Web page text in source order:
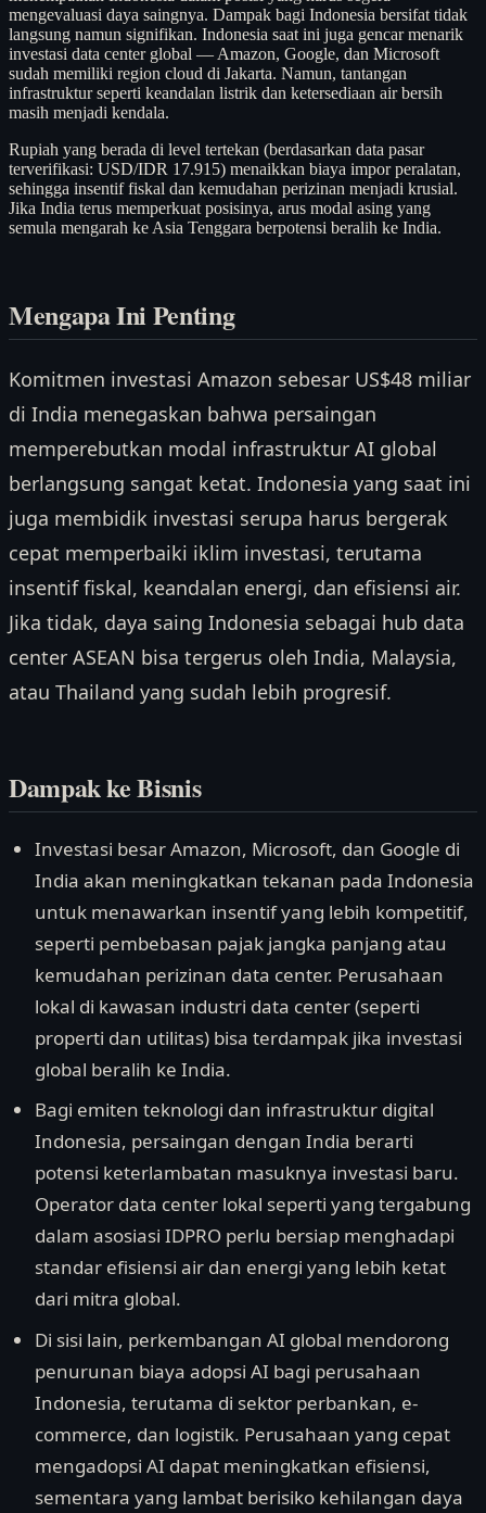
mengevaluasi daya saingnya. Dampak bagi Indonesia bersifat tidak
langsung namun signifikan. Indonesia saat ini juga gencar menarik
investasi data center global — Amazon, Google, dan Microsoft
sudah memiliki region cloud di Jakarta. Namun, tantangan
infrastruktur seperti keandalan listrik dan ketersediaan air bersih
masih menjadi kendala.
Rupiah yang berada di level tertekan (berdasarkan data pasar
terverifikasi: USD/IDR 17.915) menaikkan biaya impor peralatan,
sehingga insentif fiskal dan kemudahan perizinan menjadi krusial.
Jika India terus memperkuat posisinya, arus modal asing yang
semula mengarah ke Asia Tenggara berpotensi beralih ke India.
Mengapa Ini Penting
Komitmen investasi Amazon sebesar US$48 miliar
di India menegaskan bahwa persaingan
memperebutkan modal infrastruktur AI global
berlangsung sangat ketat. Indonesia yang saat ini
juga membidik investasi serupa harus bergerak
cepat memperbaiki iklim investasi, terutama
insentif fiskal, keandalan energi, dan efisiensi air.
Jika tidak, daya saing Indonesia sebagai hub data
center ASEAN bisa tergerus oleh India, Malaysia,
atau Thailand yang sudah lebih progresif.
Dampak ke Bisnis
Investasi besar Amazon, Microsoft, dan Google di
India akan meningkatkan tekanan pada Indonesia
untuk menawarkan insentif yang lebih kompetitif,
seperti pembebasan pajak jangka panjang atau
kemudahan perizinan data center. Perusahaan
lokal di kawasan industri data center (seperti
properti dan utilitas) bisa terdampak jika investasi
global beralih ke India.
Bagi emiten teknologi dan infrastruktur digital
Indonesia, persaingan dengan India berarti
potensi keterlambatan masuknya investasi baru.
Operator data center lokal seperti yang tergabung
dalam asosiasi IDPRO perlu bersiap menghadapi
standar efisiensi air dan energi yang lebih ketat
dari mitra global.
Di sisi lain, perkembangan AI global mendorong
penurunan biaya adopsi AI bagi perusahaan
Indonesia, terutama di sektor perbankan, e-
commerce, dan logistik. Perusahaan yang cepat
mengadopsi AI dapat meningkatkan efisiensi,
sementara yang lambat berisiko kehilangan daya